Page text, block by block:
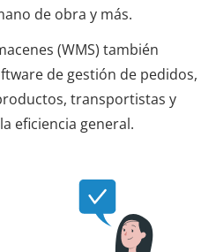
de obra y más.
(WMS) también
de gestión de pedidos,
transportistas y
eficiencia general.